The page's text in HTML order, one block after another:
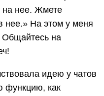
на нее. Жмете
нее.» На этом у меня
Общайтесь на
идею у чатов
функцию, как